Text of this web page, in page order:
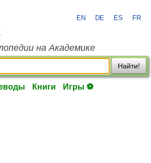
EN DE ES FR
на Академике
Найти!
Книги Игры ⚽